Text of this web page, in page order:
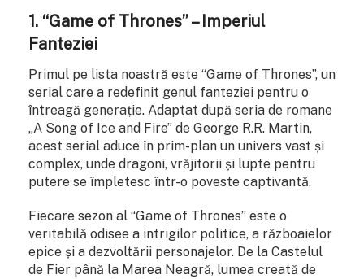
1. “Game of Thrones” – Imperiul
Fanteziei
Primul pe lista noastră este “Game of Thrones”, un
serial care a redefinit genul fanteziei pentru o
întreagă generație. Adaptat după seria de romane
„A Song of Ice and Fire” de George R.R. Martin,
acest serial aduce în prim-plan un univers vast și
complex, unde dragoni, vrăjitorii și lupte pentru
putere se împletesc într-o poveste captivantă.
Fiecare sezon al “Game of Thrones” este o
veritabilă odisee a intrigilor politice, a războaielor
epice și a dezvoltării personajelor. De la Castelul
de Fier până la Marea Neagră, lumea creată de